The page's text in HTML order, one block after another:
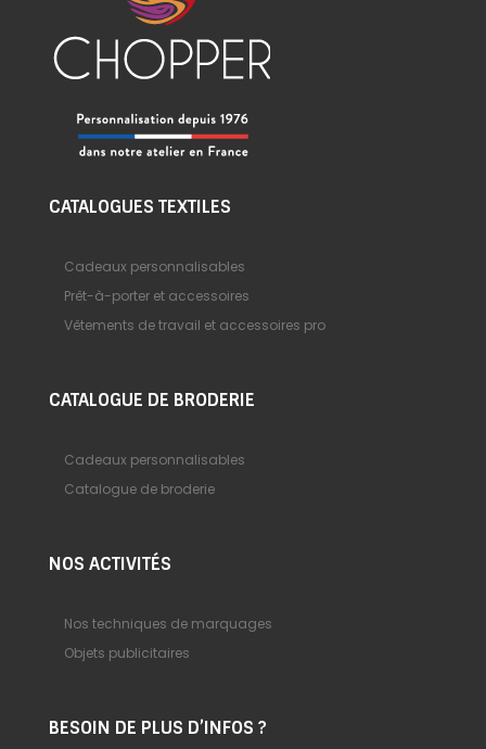
CATALOGUES TEXTILES
Cadeaux personnalisables
Prêt-à-porter et accessoires
Vêtements de travail et accessoires pro
CATALOGUE DE BRODERIE
Cadeaux personnalisables
Catalogue de broderie
NOS ACTIVITÉS
Nos techniques de marquages
Objets publicitaires
BESOIN DE PLUS D’INFOS ?